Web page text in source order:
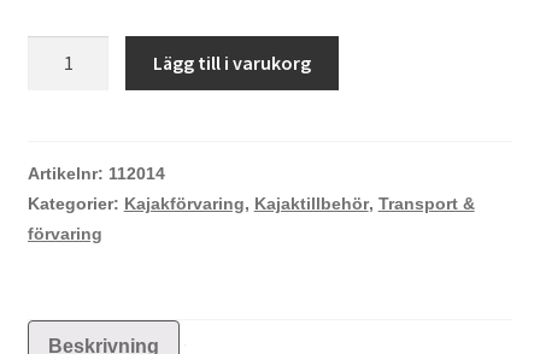
XL
mängd
Lägg till i varukorg
Artikelnr: 112014
Kategorier: Kajakförvaring, Kajaktillbehör, Transport &
förvaring
Beskrivning